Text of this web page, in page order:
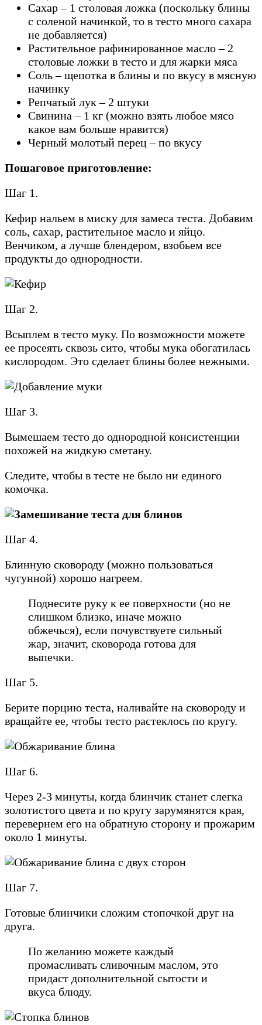
Сахар – 1 столовая ложка (поскольку блины
с соленой начинкой, то в тесто много сахара
не добавляется)
Растительное рафинированное масло – 2
столовые ложки в тесто и для жарки мяса
Соль – щепотка в блины и по вкусу в мясную
начинку
Репчатый лук – 2 штуки
Свинина – 1 кг (можно взять любое мясо
какое вам больше нравится)
Черный молотый перец – по вкусу
Пошаговое приготовление:
Шаг 1.
Кефир нальем в миску для замеса теста. Добавим
соль, сахар, растительное масло и яйцо.
Венчиком, а лучше блендером, взобьем все
продукты до однородности.
Шаг 2.
Всыплем в тесто муку. По возможности можете
ее просеять сквозь сито, чтобы мука обогатилась
кислородом. Это сделает блины более нежными.
Шаг 3.
Вымешаем тесто до однородной консистенции
похожей на жидкую сметану.
Следите, чтобы в тесте не было ни единого
комочка.
Шаг 4.
Блинную сковороду (можно пользоваться
чугунной) хорошо нагреем.
Поднесите руку к ее поверхности (но не
слишком близко, иначе можно
обжечься), если почувствуете сильный
жар, значит, сковорода готова для
выпечки.
Шаг 5.
Берите порцию теста, наливайте на сковороду и
вращайте ее, чтобы тесто растеклось по кругу.
Шаг 6.
Через 2-3 минуты, когда блинчик станет слегка
золотистого цвета и по кругу зарумянятся края,
перевернем его на обратную сторону и прожарим
около 1 минуты.
Шаг 7.
Готовые блинчики сложим стопочкой друг на
друга.
По желанию можете каждый
промасливать сливочным маслом, это
придаст дополнительной сытости и
вкуса блюду.